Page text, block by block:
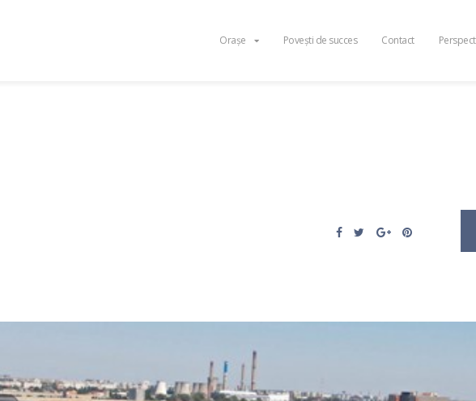
Orașe Povești de succes Contact